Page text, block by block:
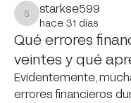
starkse599
starkse599
hace 31 días
Qué errores
veintes y qué
Evidentemente,
errores financieros